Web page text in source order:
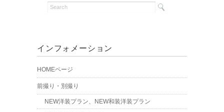
インフォメーション
HOMEページ
前撮り・別撮り
NEW洋装プラン、NEW和装洋装プラン